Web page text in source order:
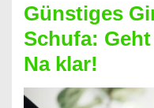
dabei
profitieren
–
So
Günstiges
Schufa:
Na klar!